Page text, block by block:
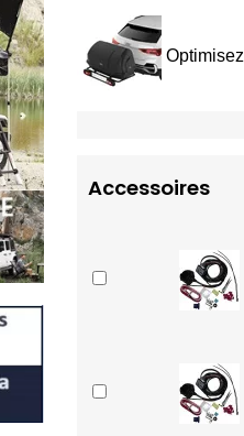
Accessoires